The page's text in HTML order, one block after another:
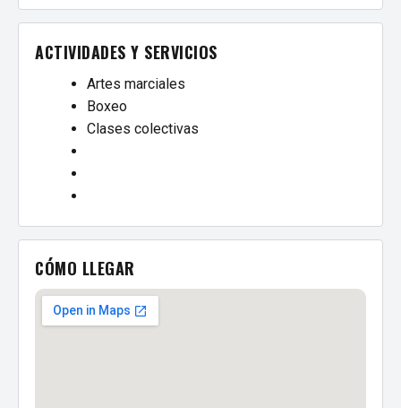
ACTIVIDADES Y SERVICIOS
Artes marciales
Boxeo
Clases colectivas
CÓMO LLEGAR